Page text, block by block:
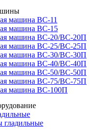
машина ВС-11
машина ВС-15
машина ВС-20/ВС-20П
машина ВС-25/ВС-25П
машина ВС-30/ВС-30П
машина ВС-40/ВС-40П
машина ВС-50/ВС-50П
машина ВС-75/ВС-75П
машина ВС-100П
гладильные